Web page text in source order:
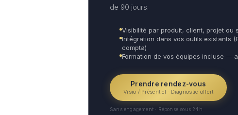
de 90 jours.
Visibilité par produit, client, projet ou
Intégration dans vos outils existants
compta)
Formation de vos équipes incluse —
Prendre rendez-vous
Visio / Présentiel · Diagnostic offert
Sans engagement · Réponse sous 24h